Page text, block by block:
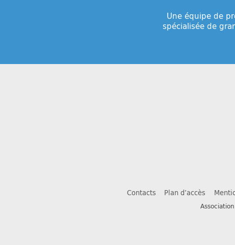
Une équipe de
spécialisée de
Contacts Plan d’accès